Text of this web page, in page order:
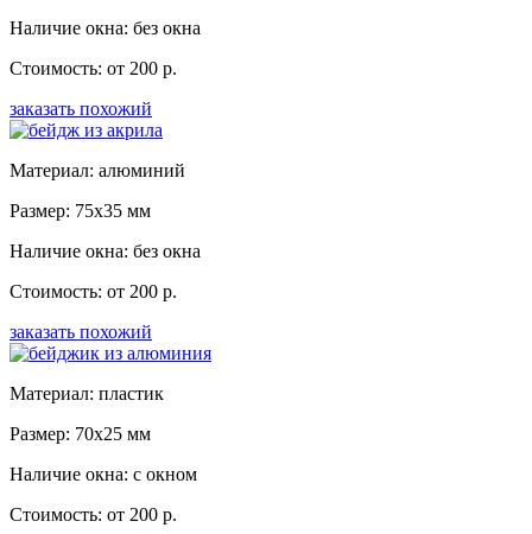
Наличие окна: без окна
Стоимость: от 200 р.
заказать похожий
Материал: алюминий
Размер: 75x35 мм
Наличие окна: без окна
Стоимость: от 200 р.
заказать похожий
Материал: пластик
Размер: 70x25 мм
Наличие окна: с окном
Стоимость: от 200 р.